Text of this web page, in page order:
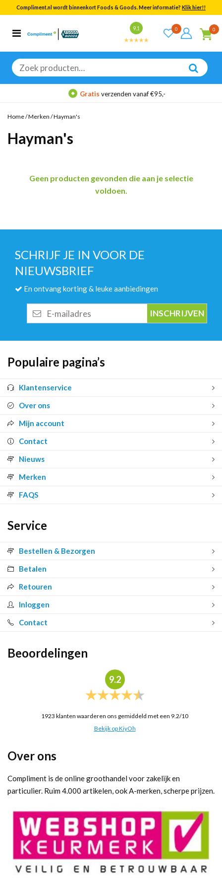
Compliment.nl wordt binnenkort Foods & Goods. Meer informatie? Klik hier!!
9.1 0 0
Zoeken
naar:
Categorieën
Bekijk alle resultaten
Gratisverzenden vanaf €95,-
Home/Merken /Hayman's
Hayman's
Geen producten gevonden die aan je selectie
voldoen.
SCHRIJF JE IN VOOR DE
NIEUWSBRIEF
En ontvang korting & leuke aanbiedingen
mailadres
Populaire pagina’s
Klantenservice
Over ons
Mijn account
Contact
Nieuws
Merken
FAQS
Service
Bestellen & Bezorgen
Betalen
Retouren
Inloggen
Contact
Beoordelingen
9.2
1923 klanten waarderen ons gemiddeld met een 9.2/10
Bekijk op KiyOh
Over ons
Compliment is de online groothandel voor zakelijk en
particulier. Ruim 4.000 artikelen, ook A-merken, scherpe prijzen.